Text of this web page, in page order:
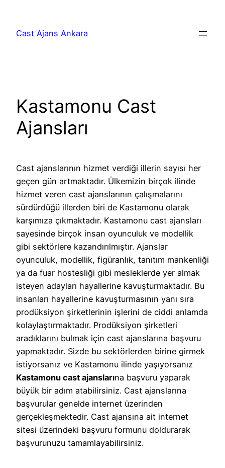
Cast Ajans Ankara
Kastamonu Cast
Ajansları
Cast ajanslarının hizmet verdiği illerin sayısı her
geçen gün artmaktadır. Ülkemizin birçok ilinde
hizmet veren cast ajanslarının çalışmalarını
sürdürdüğü illerden biri de Kastamonu olarak
karşımıza çıkmaktadır. Kastamonu cast ajansları
sayesinde birçok insan oyunculuk ve modellik
gibi sektörlere kazandırılmıştır. Ajanslar
oyunculuk, modellik, figüranlık, tanıtım mankenliği
ya da fuar hostesliği gibi mesleklerde yer almak
isteyen adayları hayallerine kavuşturmaktadır. Bu
insanları hayallerine kavuşturmasının yanı sıra
prodüksiyon şirketlerinin işlerini de ciddi anlamda
kolaylaştırmaktadır. Prodüksiyon şirketleri
aradıklarını bulmak için cast ajanslarına başvuru
yapmaktadır. Sizde bu sektörlerden birine girmek
istiyorsanız ve Kastamonu ilinde yaşıyorsanız
Kastamonu cast ajanslarına başvuru yaparak
büyük bir adım atabilirsiniz. Cast ajanslarına
başvurular genelde internet üzerinden
gerçekleşmektedir. Cast ajansına ait internet
sitesi üzerindeki başvuru formunu doldurarak
başvurunuzu tamamlayabilirsiniz.